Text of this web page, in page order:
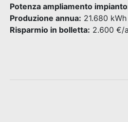
Potenza ampliamento
Produzione annua: 21.680 kWh
Risparmio in bolletta: 2.600 €/